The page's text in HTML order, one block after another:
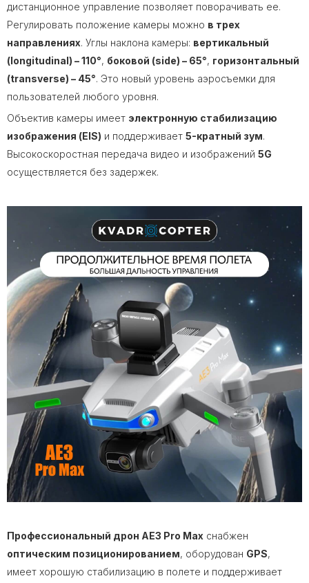
дистанционное управление позволяет поворачивать ее.
Регулировать положение камеры можно в трех
направлениях. Углы наклона камеры: вертикальный
(longitudinal) – 110°, боковой (side) – 65°, горизонтальный
(transverse) – 45°. Это новый уровень аэросъемки для
пользователей любого уровня.
Объектив камеры имеет электронную стабилизацию
изображения (EIS) и поддерживает 5-кратный зум.
Высокоскоростная передача видео и изображений 5G
осуществляется без задержек.
Профессиональный дрон AE3 Pro Max снабжен
оптическим позиционированием, оборудован GPS,
имеет хорошую стабилизацию в полете и поддерживает